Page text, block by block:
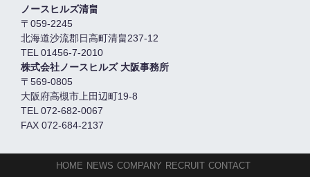
ノースヒルズ清畠
〒059-2245
北海道沙流郡日高町清畠237-12
TEL 01456-7-2010
株式会社ノースヒルズ 大阪事務所
〒569-0805
大阪府高槻市上田辺町19-8
TEL 072-682-0067
FAX 072-684-2137
HOME NEWS COMPANY RECRUIT CONTACT